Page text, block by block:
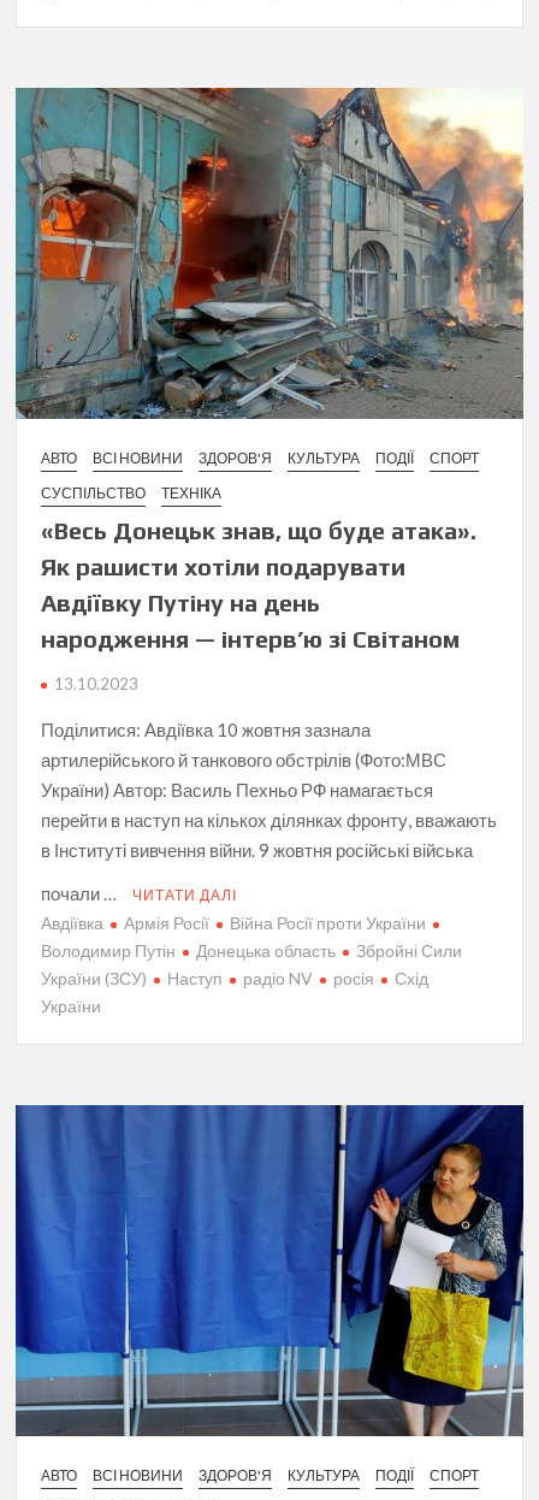
АВТО ВСІ НОВИНИ ЗДОРОВ'Я КУЛЬТУРА ПОДІЇ
СПОРТ
СУСПІЛЬСТВО
ТЕХНІКА
«Весь Донецьк знав, що буде атака».
Як рашисти хотіли подарувати
Авдіївку Путіну на день
народження — інтерв’ю зі Світаном
13.10.2023
Поділитися: Авдіївка 10 жовтня зазнала
артилерійського й танкового обстрілів (Фото:МВС
України) Автор: Василь Пехньо РФ намагається
перейти в наступ на кількох ділянках фронту, вважають
в Інституті вивчення війни. 9 жовтня російські війська
почали …
ЧИТАТИ ДАЛІ
Авдіївка Армія Росії
Війна Росії проти України
Володимир Путін
Донецька область
Збройні Сили
України (ЗСУ)
Наступ радіо NV росія
Схід
України
АВТО ВСІ НОВИНИ ЗДОРОВ'Я КУЛЬТУРА ПОДІЇ
СПОРТ